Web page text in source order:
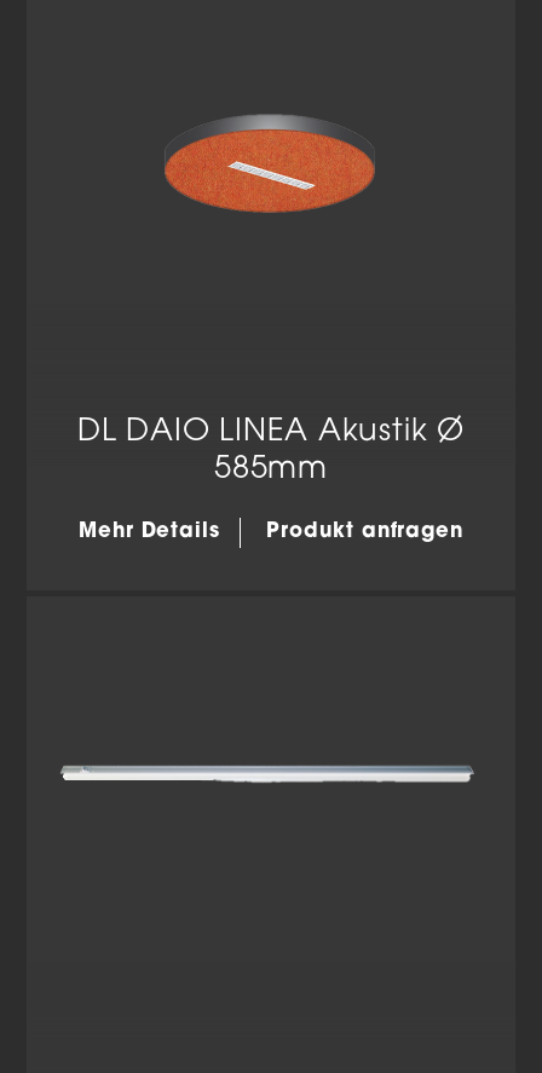
DL DAIO LINEA Akustik Ø
585mm
Mehr Details Produkt anfragen